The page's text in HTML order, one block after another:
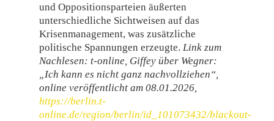
und Oppositionsparteien äußerten
unterschiedliche Sichtweisen auf das
Krisenmanagement, was zusätzliche
politische Spannungen erzeugte. Link zum
Nachlesen: t-online, Giffey über Wegner:
„Ich kann es nicht ganz nachvollziehen“,
online veröffentlicht am 08.01.2026,
https://berlin.t-
online.de/region/berlin/id_101073432/blackout-